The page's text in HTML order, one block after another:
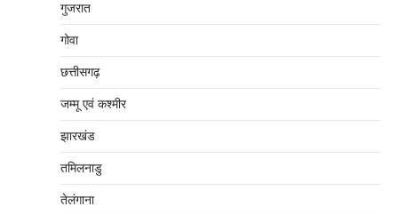
गुजरात
गोवा
छत्तीसगढ़
जम्‍मू एवं कश्‍मीर
झारखंड
तमिलनाडु
तेलंगाना